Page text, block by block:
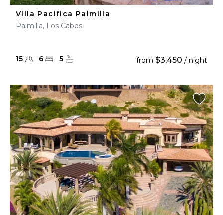
Villa Pacifica Palmilla
Palmilla, Los Cabos
15 6 5 from $3,450 / night